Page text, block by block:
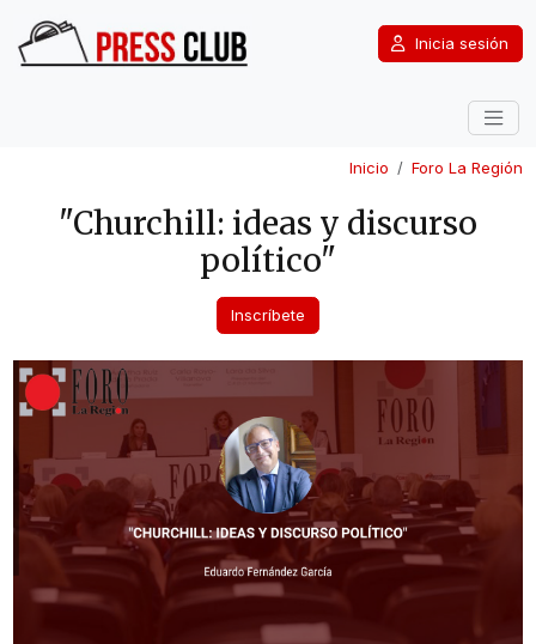
Inicia sesión
Inicio Foro La Región
"Churchill: ideas y discurso
político"
Inscríbete